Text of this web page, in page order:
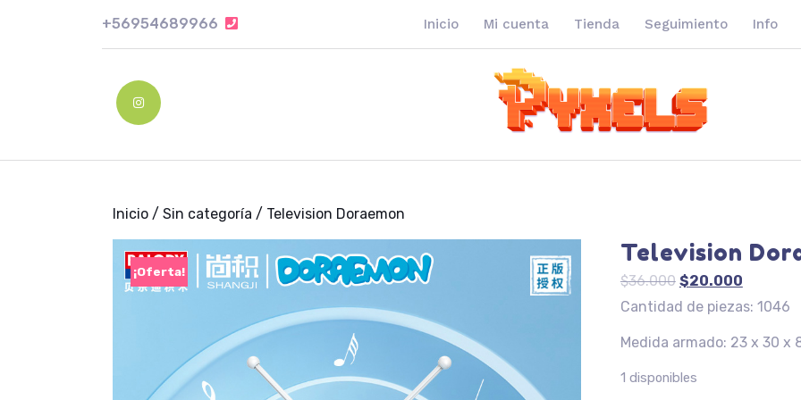
+56954689966 +56954689966 Inicio Mi cuenta Tienda Seguimiento Info
Instagram
Inicio / Sin categoría / Television Doraemon
¡Oferta!
Television
$36.000 El
precio
era:
$20.000El
precio
es:
Cantidad de piezas: 1046
Medida armado: 23 x 30 x
1 disponibles